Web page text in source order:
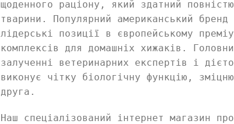
щоденного раціону, який здатний
тварини. Популярний американський
лідерські позиції в європейському
комплексів для домашніх хижаків.
залученні ветеринарних експертів і
виконує чітку біологічну функцію,
друга.
Наш спеціалізований інтернет магазин